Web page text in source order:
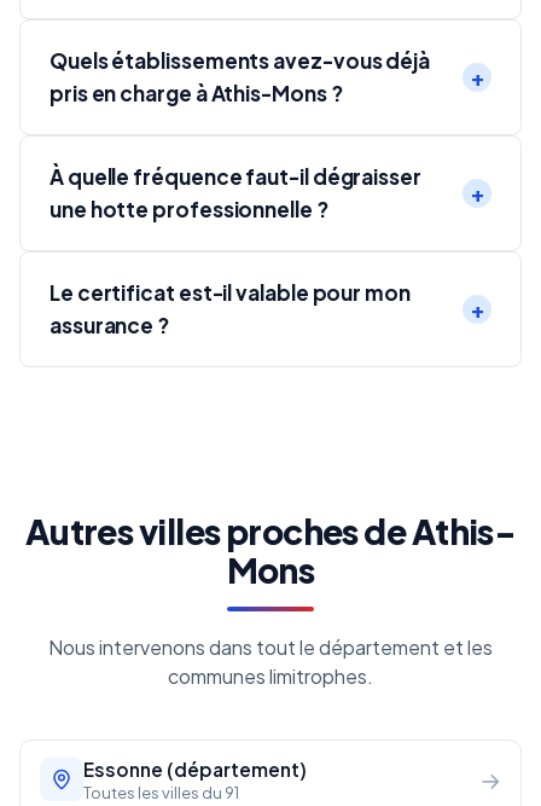
Quels établissements avez-vous déjà
pris en charge à Athis-Mons ?
À quelle fréquence faut-il dégraisser
une hotte professionnelle ?
Le certificat est-il valable pour mon
assurance ?
Autres villes proches de Athis-
Mons
Nous intervenons dans tout le département et les
communes limitrophes.
Essonne (département)
Toutes les villes du 91 →